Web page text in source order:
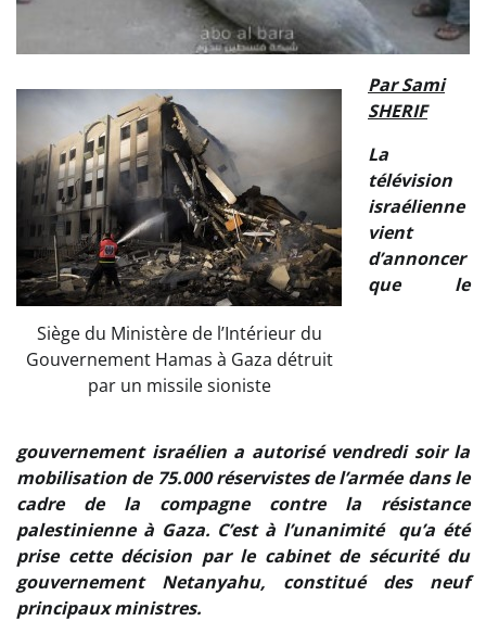
Siège du Ministère de l’Intérieur du
Gouvernement Hamas à Gaza détruit
par un missile sioniste
Par Sami
SHERIF
La
télévision
israélienne
vient
d’annoncer
que le
gouvernement israélien a autorisé vendredi soir la
mobilisation de 75.000 réservistes de l’armée dans le
cadre de la compagne contre la résistance
palestinienne à Gaza. C’est à l’unanimité qu’a été
prise cette décision par le cabinet de sécurité du
gouvernement Netanyahu, constitué des neuf
principaux ministres.